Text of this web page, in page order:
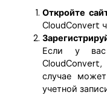
Откройте
CloudConvert
Если у вас
случае
учетной